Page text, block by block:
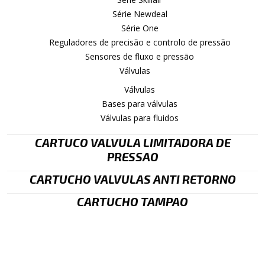
Série Newdeal
Série One
Reguladores de precisão e controlo de pressão
Sensores de fluxo e pressão
Válvulas
Válvulas
Bases para válvulas
Válvulas para fluidos
CARTUCO VALVULA LIMITADORA DE
PRESSAO
CARTUCHO VALVULAS ANTI RETORNO
CARTUCHO TAMPAO